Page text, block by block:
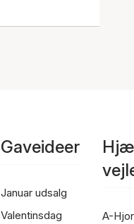
Gaveideer
Januar udsalg
Valentinsdag
A-